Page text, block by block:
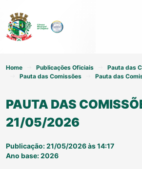
Home Publicações Oficiais
Pauta das
Pauta das Comissões
Pauta das
PAUTA DAS
21/05/2026
Publicação: 21/05/2026 às 14:17
Ano base: 2026